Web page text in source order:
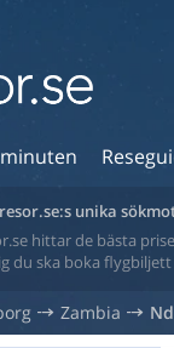
unika
hittar de bästa
du ska boka
Zambia